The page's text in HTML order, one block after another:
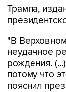
Трампа,
"В
неудачное
рождения.
потому что
пояснил